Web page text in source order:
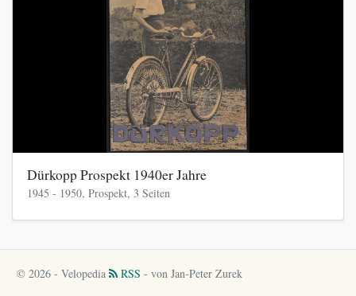
Dürkopp Prospekt 1940er Jahre
1945 - 1950, Prospekt, 3 Seiten
© 2026 - Velopedia RSS - von Jan-Peter Zurek